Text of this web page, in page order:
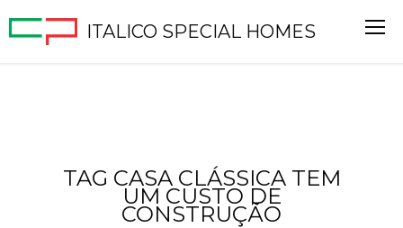
ITALICO SPECIAL HOMES
TAG CASA CLÁSSICA TEM
UM CUSTO DE
CONSTRUÇÃO